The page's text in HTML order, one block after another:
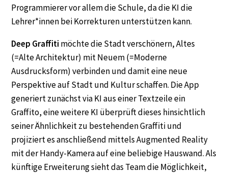
Programmierer vor allem die Schule, da die KI die
Lehrer*innen bei Korrekturen unterstützen kann.
Deep Graffiti möchte die Stadt verschönern, Altes
(=Alte Architektur) mit Neuem (=Moderne
Ausdrucksform) verbinden und damit eine neue
Perspektive auf Stadt und Kultur schaffen. Die App
generiert zunächst via KI aus einer Textzeile ein
Graffito, eine weitere KI überprüft dieses hinsichtlich
seiner Ähnlichkeit zu bestehenden Graffiti und
projiziert es anschließend mittels Augmented Reality
mit der Handy-Kamera auf eine beliebige Hauswand. Als
künftige Erweiterung sieht das Team die Möglichkeit,